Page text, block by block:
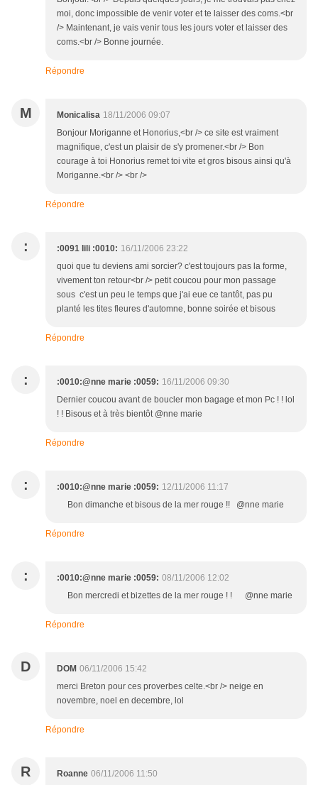
moi, donc impossible de venir voter et te laisser des coms.<br
/> Maintenant, je vais venir tous les jours voter et laisser des
coms.<br /> Bonne journée.
Répondre
M Monicalisa 18/11/2006 09:07
Bonjour Moriganne et Honorius,<br /> ce site est vraiment
magnifique, c'est un plaisir de s'y promener.<br /> Bon
courage à toi Honorius remet toi vite et gros bisous ainsi qu'à
Moriganne.<br /> <br />
Répondre
: :0091 lili :0010: 16/11/2006 23:22
quoi que tu deviens ami sorcier? c'est toujours pas la forme,
vivement ton retour<br /> petit coucou pour mon passage
sous c'est un peu le temps que j'ai eue ce tantôt, pas pu
planté les tites fleures d'automne, bonne soirée et bisous
Répondre
: :0010:@nne marie :0059: 16/11/2006 09:30
Dernier coucou avant de boucler mon bagage et mon Pc ! ! lol
! ! Bisous et à très bientôt @nne marie
Répondre
: :0010:@nne marie :0059: 12/11/2006 11:17
Bon dimanche et bisous de la mer rouge !! @nne marie
Répondre
: :0010:@nne marie :0059: 08/11/2006 12:02
Bon mercredi et bizettes de la mer rouge ! ! @nne marie
Répondre
D DOM 06/11/2006 15:42
merci Breton pour ces proverbes celte.<br /> neige en
novembre, noel en decembre, lol
Répondre
R Roanne 06/11/2006 11:50